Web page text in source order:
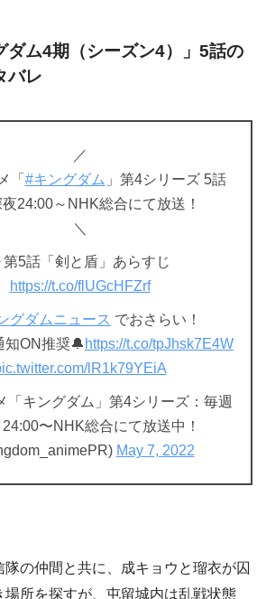
ダム4期（シーズン4）」5話の
バレ
／
「 #キングダム 」第4シリーズ 5話
24:00～NHK総合にて放送！
＼
5話「剣と盾」あらすじ
https://t.co/flUGcHFZrf
グダムニュース でおさらい！
ON推奨🔔 https://t.co/tpJhsk7E4W
lR1k79YEiA
キングダム」第4シリーズ：毎週
24:00〜NHK総合にて放送中！
May 7, 2022
の仲間と共に、成キョウと瑠衣が囚
場所を探すが、屯留城内は乱戦状態